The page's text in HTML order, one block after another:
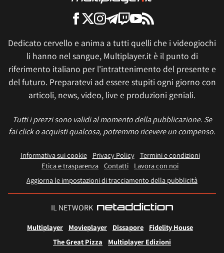
Dedicato cervello e anima a tutti quelli che i videogiochi
li hanno nel sangue, Multiplayer.it è il punto di
riferimento italiano per l'intrattenimento del presente e
del futuro. Preparatevi ad essere stupiti ogni giorno con
articoli, news, video, live e produzioni geniali.
Tutti i prezzi sono validi al momento della pubblicazione. Se
fai click o acquisti qualcosa, potremmo ricevere un compenso.
Informativa sui cookie Privacy Policy
Termini e condizioni
Etica e trasparenza Contatti
Lavora con noi
Aggiorna le impostazioni di tracciamento della pubblicità
IL NETWORK
Multiplayer Movieplayer Dissapore
Fidelity House
The Great Pizza
Multiplayer Edizioni